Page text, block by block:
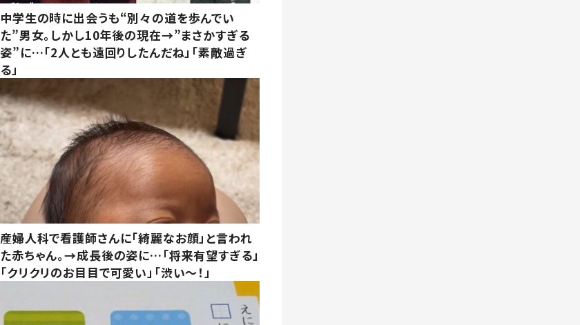
中学生の時に出会うも“別々の道を歩んでい
た”男女。しかし10年後の現在→”まさかすぎる
姿”に…「2人とも遠回りしたんだね」「素敵過ぎ
る」
産婦人科で看護師さんに「綺麗なお顔」と言われ
た赤ちゃん。→成長後の姿に…「将来有望すぎる」
「クリクリのお目目で可愛い」「渋い～！」